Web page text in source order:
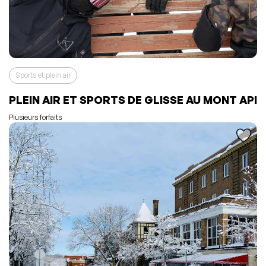
Sports et plein air
PLEIN AIR ET SPORTS DE GLISSE AU MONT API
Plusieurs forfaits
L'événement a été ajouté à vos favoris
Événement retiré de vos favoris